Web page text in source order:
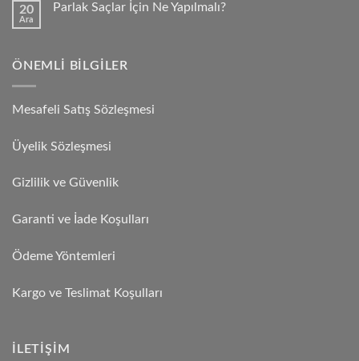
20
Ara
Parlak Saçlar İçin Ne Yapılmalı?
ÖNEMLI BILGILER
Mesafeli Satış Sözleşmesi
Üyelik Sözleşmesi
Gizlilik ve Güvenlik
Garanti ve İade Koşulları
Ödeme Yöntemleri
Kargo ve Teslimat Koşulları
İLETIŞIM